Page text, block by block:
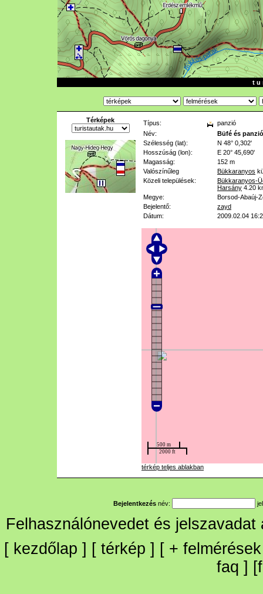
t u
Térképek Típus:
panzió
Név:
Büfé és panzió
Szélesség (lat):
N 48° 0,302'
Hosszúság (lon):
E 20° 45,690'
Magasság:
152 m
Valószínűleg
Bükkaranyos
Közeli települések:
Bükkaranyos-
Harsány 4.20
Megye:
Borsod-Abaúj-
Bejelentő:
zayd
Dátum:
2009.02.04
térkép teljes ablakban
Bejelentkezés név:
Felhasználónevedet és
[ kezdőlap ] [ térkép ] [ + felmérések
faq ] [